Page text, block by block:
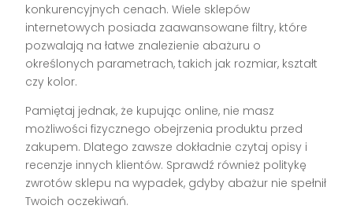
konkurencyjnych cenach. Wiele sklepów
internetowych posiada zaawansowane filtry, które
pozwalają na łatwe znalezienie abażuru o
określonych parametrach, takich jak rozmiar, kształt
czy kolor.
Pamiętaj jednak, że kupując online, nie masz
możliwości fizycznego obejrzenia produktu przed
zakupem. Dlatego zawsze dokładnie czytaj opisy i
recenzje innych klientów. Sprawdź również politykę
zwrotów sklepu na wypadek, gdyby abażur nie spełnił
Twoich oczekiwań.